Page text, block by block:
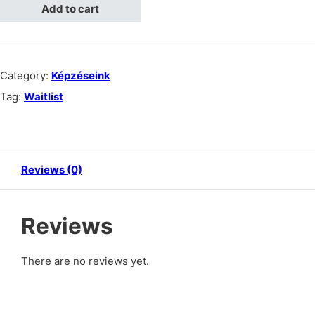
Add to cart
Category: Képzéseink
Tag: Waitlist
Reviews (0)
Reviews
There are no reviews yet.